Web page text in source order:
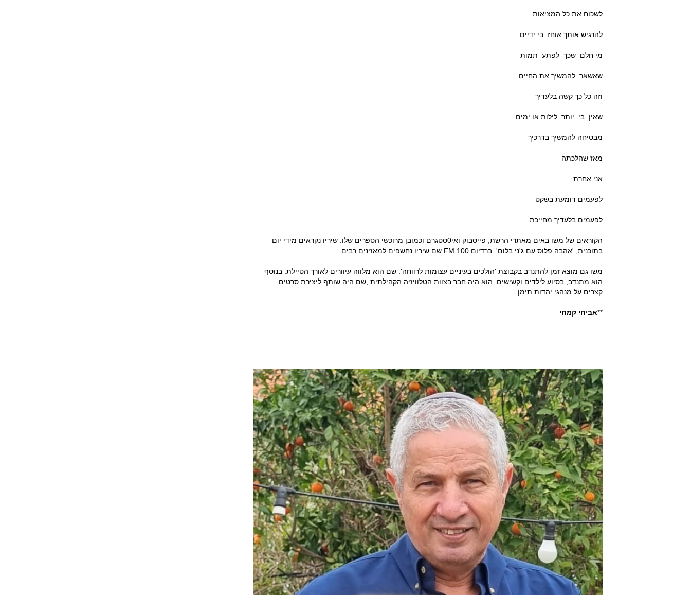
לשכוח את כל המציאות
להרגיש אותך אוחז בי ידיים
מי חלם שכך לפתע תמות
שאשאר להמשיך את החיים
וזה כל כך קשה בלעדיך
שאין בי יותר לילות או ימים
מבטיחה להמשיך בדרכיך
מאז שהלכתה
אני אחרת
לפעמים דומעת בשקט
לפעמים בלעדיך מחייכת
הקוראים של משו באים מאתרי הרשת, פייסבוק ואי0סטגרם וכמובן מרוכשי הספרים שלו. שיריו נקראים מידי יום
בתוכנית, 'אהבה פלוס עם ג'ני בלום'. ברדיום 100 FM שם שיריו נחשפים למאזינים רבים.
משו גם מוצא זמן להתנדב בקבוצת 'הולכים בעיניים עצומות לרווחה'. שם הוא מלווה עיוורים לאורך הטיילת. בנוסף
הוא מתנדב, בסיוע לילדים וקשישים. הוא היה חבר בצוות הטלוויזיה הקהילתית ,שם היה שותף ליצירת סרטים
קצרים על מנהגי יהדות תימן.
**אביחי קמחי